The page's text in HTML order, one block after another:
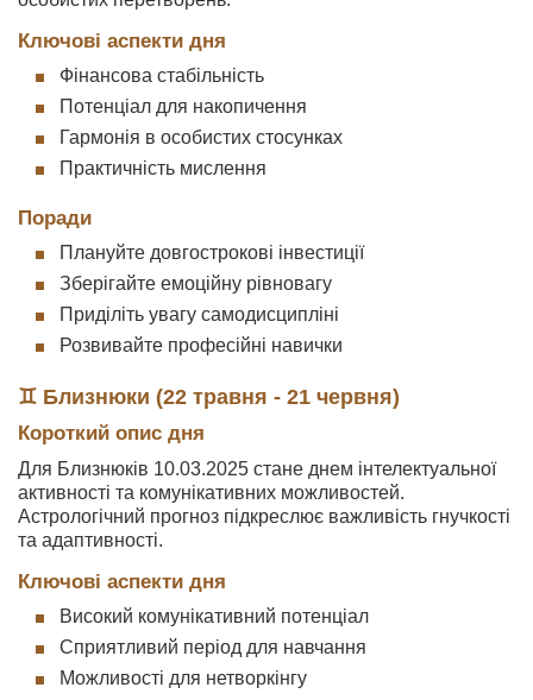
Ключові аспекти дня
Фінансова стабільність
Потенціал для накопичення
Гармонія в особистих стосунках
Практичність мислення
Поради
Плануйте довгострокові інвестиції
Зберігайте емоційну рівновагу
Приділіть увагу самодисципліні
Розвивайте професійні навички
♊ Близнюки (22 травня - 21 червня)
Короткий опис дня
Для Близнюків 10.03.2025 стане днем інтелектуальної
активності та комунікативних можливостей.
Астрологічний прогноз підкреслює важливість гнучкості
та адаптивності.
Ключові аспекти дня
Високий комунікативний потенціал
Сприятливий період для навчання
Можливості для нетворкінгу